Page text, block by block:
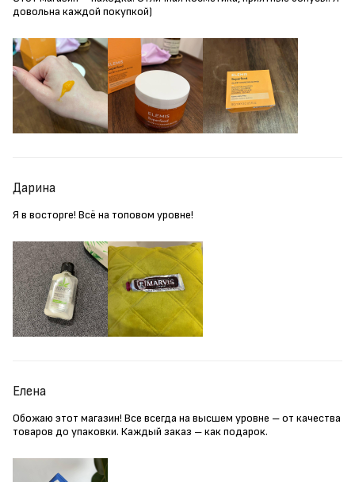
довольна каждой покупкой)
Дарина
Я в восторге! Всё на топовом уровне!
Елена
Обожаю этот магазин! Все всегда на высшем уровне – от качества
товаров до упаковки. Каждый заказ – как подарок.